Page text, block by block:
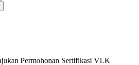
Permohonan Sertifikasi VLK